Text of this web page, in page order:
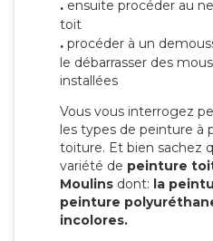
. ensuite procéder au
toit
. procéder à un
le débarrasser des
installées
Vous vous interrogez
les types de peinture à
toiture. Et bien sachez
variété de peinture
Moulins dont: la
peinture
incolores.